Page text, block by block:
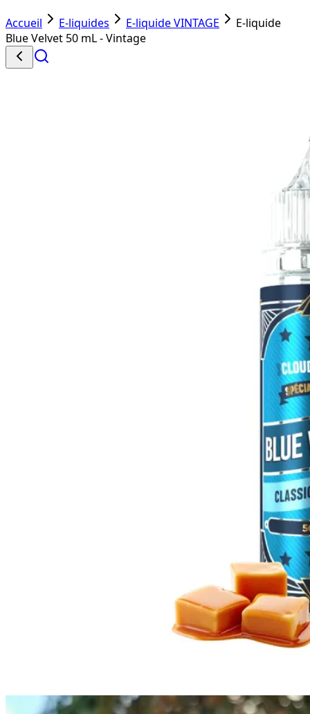
Accueil E-liquides E-liquide VINTAGE
E-liquide
Blue Velvet 50 mL - Vintage